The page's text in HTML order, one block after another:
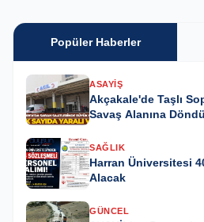
Popüler Haberler
ASAYIŞ
Akçakale'de Taşlı
Savaş Alanına
SAĞLIK
Harran Üniversitesi
Alacak
GÜNCEL